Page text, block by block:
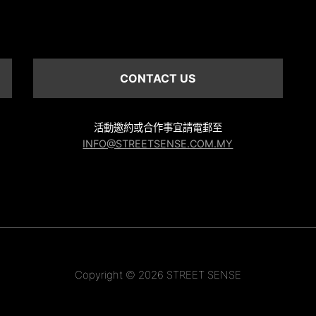
CONTACT US
活動邀約或合作事宜請電郵至
INFO@STREETSENSE.COM.MY
Copyright © 2026 STREET SENSE